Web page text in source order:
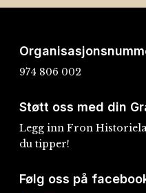
974 806 002
Støtt oss med din
Legg inn Fron
du tipper!
Følg oss på